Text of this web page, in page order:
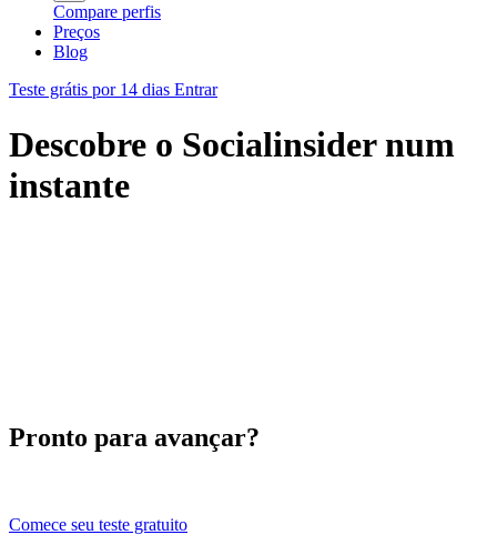
Compare perfis
Preços
Blog
Teste grátis por 14 dias Entrar
Descobre o Socialinsider num
instante
Pronto para avançar?
Comece seu teste gratuito